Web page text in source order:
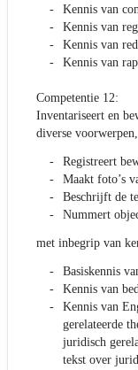
Kennis van
Kennis van
Kennis van
Kennis van
Competentie 12:
Inventariseert en
diverse
Registreert
Maakt foto’s
Beschrijft de
Nummert
met inbegrip van
Basiskennis
Kennis van
Kennis van
gerelateerde
juridisch
tekst over